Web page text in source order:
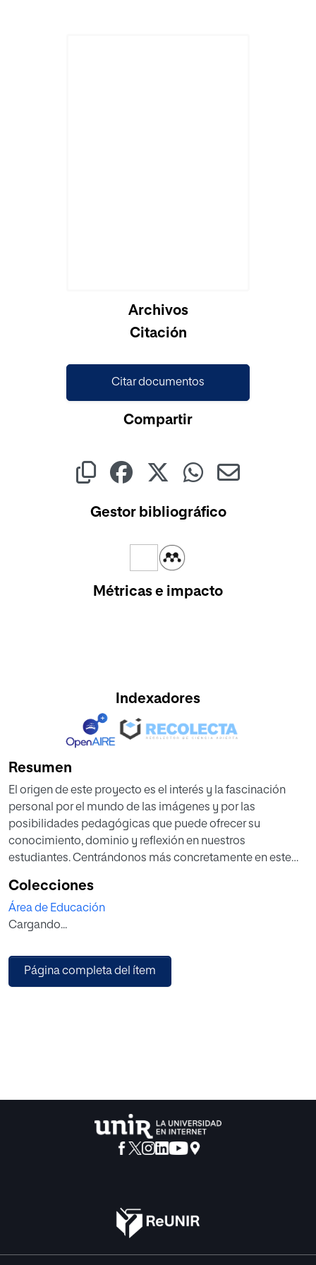
Archivos
Citación
Citar documentos
Compartir
Gestor bibliográfico
Métricas e impacto
Indexadores
Resumen
El origen de este proyecto es el interés y la fascinación
personal por el mundo de las imágenes y por las
posibilidades pedagógicas que puede ofrecer su
conocimiento, dominio y reflexión en nuestros
estudiantes. Centrándonos más concretamente en este
lograrlo realizaremos una investigación de carácter
teórico-práctico centrada en el lenguaje cinematográfico
y las características esenciales de los conceptos que lo
música, la iluminación, etc., así como sus posibilidades
formativas. Todo ello con el objeto de promover una
Colecciones
Área de Educación
Cargando...
Página completa del ítem